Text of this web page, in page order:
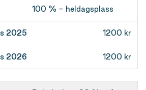
100 % - heldagsplass
1200 kr
1200 kr